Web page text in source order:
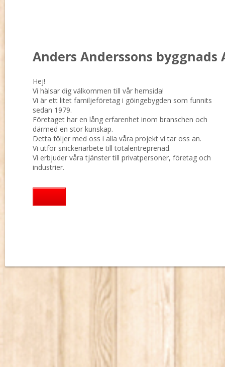
Anders Anderssons byggnads
Hej!
Vi hälsar dig välkommen till vår hemsida!
Vi är ett litet familjeföretag i göingebygden som funnits
sedan 1979.
Företaget har en lång erfarenhet inom branschen och
därmed en stor kunskap.
Detta följer med oss i alla våra projekt vi tar oss an.
Vi utför snickeriarbete till totalentreprenad.
Vi erbjuder våra tjänster till privatpersoner, företag och
industrier.